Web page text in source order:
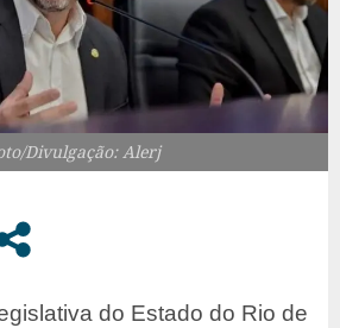
Divulgação: Alerj
do Estado do Rio de